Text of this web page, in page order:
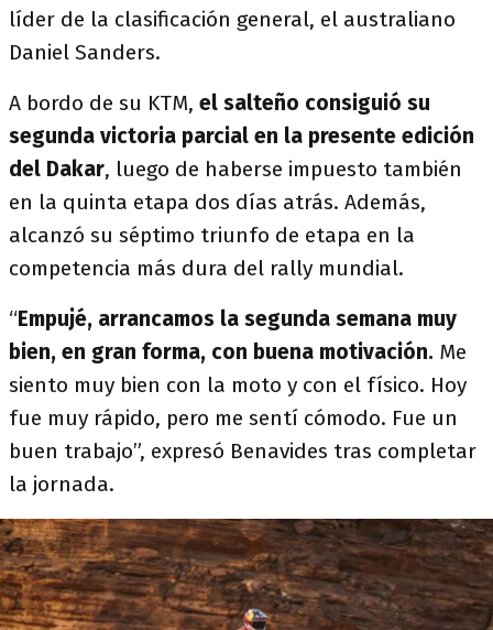
líder de la clasificación general, el australiano
Daniel Sanders.
A bordo de su KTM, el salteño consiguió su
segunda victoria parcial en la presente edición
del Dakar, luego de haberse impuesto también
en la quinta etapa dos días atrás. Además,
alcanzó su séptimo triunfo de etapa en la
competencia más dura del rally mundial.
“Empujé, arrancamos la segunda semana muy
bien, en gran forma, con buena motivación. Me
siento muy bien con la moto y con el físico. Hoy
fue muy rápido, pero me sentí cómodo. Fue un
buen trabajo”, expresó Benavides tras completar
la jornada.